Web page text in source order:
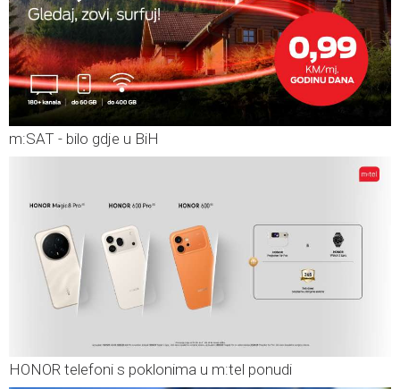
m:SAT - bilo gdje u BiH
HONOR telefoni s poklonima u m:tel ponudi